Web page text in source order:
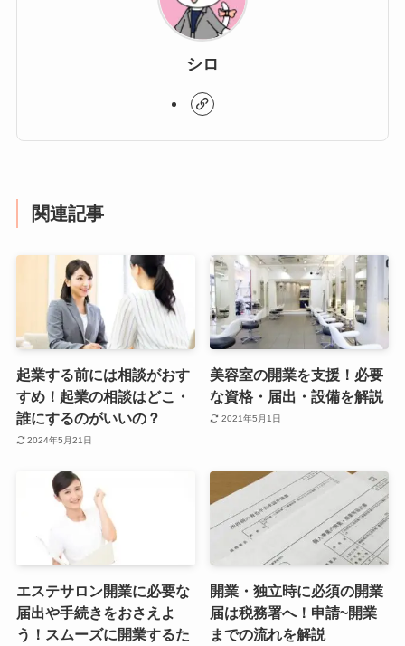
シロ
関連記事
起業する前には相談がおす
すめ！起業の相談はどこ・
誰にするのがいいの？
2024年5月21日
美容室の開業を支援！必要
な資格・届出・設備を解説
2021年5月1日
エステサロン開業に必要な
届出や手続きをおさえよ
う！スムーズに開業するた
開業・独立時に必須の開業
届は税務署へ！申請~開業
までの流れを解説